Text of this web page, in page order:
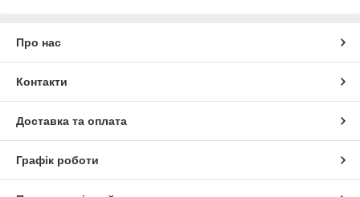
Про нас
Контакти
Доставка та оплата
Графік роботи